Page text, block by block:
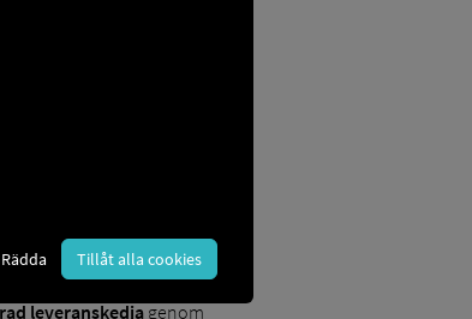
som Industri 4.0). Detta
4.0 fokuserar också på
och produktionen, samt
leveranskedja genom
Rädda Tillåt alla cookies